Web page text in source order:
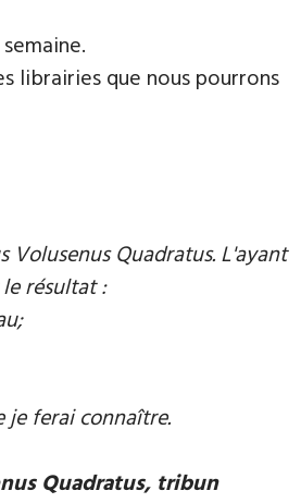
librairies que nous pourrons
Volusenus Quadratus. L'ayant
résultat :
ferai connaître.
Quadratus, tribun